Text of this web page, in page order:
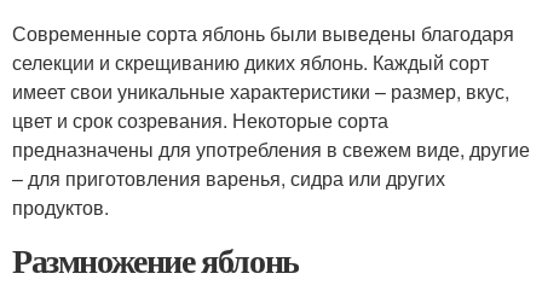
Современные сорта яблонь были выведены благодаря
селекции и скрещиванию диких яблонь. Каждый сорт
имеет свои уникальные характеристики – размер, вкус,
цвет и срок созревания. Некоторые сорта
предназначены для употребления в свежем виде, другие
– для приготовления варенья, сидра или других
продуктов.
Размножение яблонь